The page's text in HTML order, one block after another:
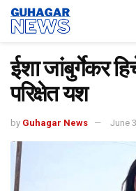
ईशा जांबुर्गेकर
परिक्षेत यश
by Guhagar News June